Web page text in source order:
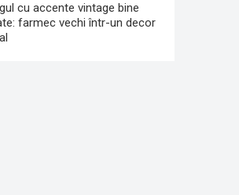
cu accente vintage bine
farmec vechi într-un decor